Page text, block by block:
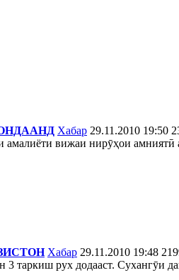
Хабар 29.11.2010 19:50
амалиёти вижаи нирӯҳои
Хабар 29.11.2010 19:48
таркиш рух додааст. Сухангӯи